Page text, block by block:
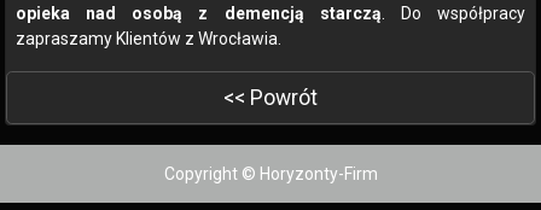
opieka nad osobą z demencją starczą. Do współpracy
zapraszamy Klientów z Wrocławia.
<< Powrót
Copyright © Horyzonty-Firm